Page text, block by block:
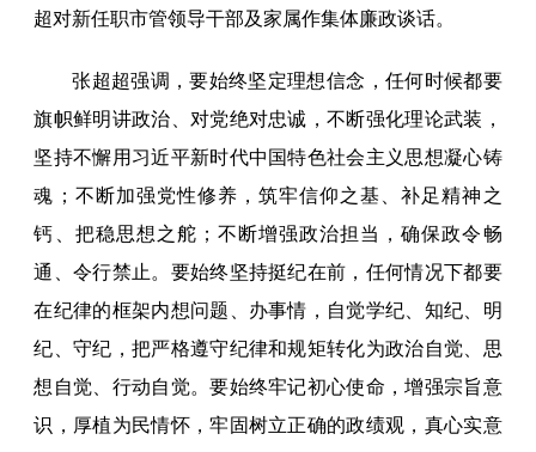
超对新任职市管领导干部及家属作集体廉政谈话。
张超超强调，要始终坚定理想信念，任何时候都要
旗帜鲜明讲政治、对党绝对忠诚，不断强化理论武装，
坚持不懈用习近平新时代中国特色社会主义思想凝心铸
魂；不断加强党性修养，筑牢信仰之基、补足精神之
钙、把稳思想之舵；不断增强政治担当，确保政令畅
通、令行禁止。要始终坚持挺纪在前，任何情况下都要
在纪律的框架内想问题、办事情，自觉学纪、知纪、明
纪、守纪，把严格遵守纪律和规矩转化为政治自觉、思
想自觉、行动自觉。要始终牢记初心使命，增强宗旨意
识，厚植为民情怀，牢固树立正确的政绩观，真心实意